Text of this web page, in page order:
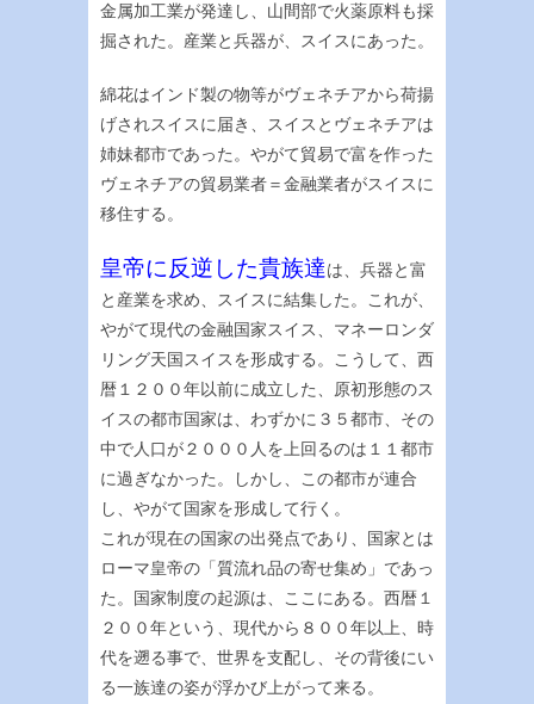
金属加工業が発達し、山間部で火薬原料も採
掘された。産業と兵器が、スイスにあった。
綿花はインド製の物等がヴェネチアから荷揚
げされスイスに届き、スイスとヴェネチアは
姉妹都市であった。やがて貿易で富を作った
ヴェネチアの貿易業者＝金融業者がスイスに
移住する。
皇帝に反逆した貴族達は、兵器と富
と産業を求め、スイスに結集した。これが、
やがて現代の金融国家スイス、マネーロンダ
リング天国スイスを形成する。こうして、西
暦１２００年以前に成立した、原初形態のス
イスの都市国家は、わずかに３５都市、その
中で人口が２０００人を上回るのは１１都市
に過ぎなかった。しかし、この都市が連合
し、やがて国家を形成して行く。
これが現在の国家の出発点であり、国家とは
ローマ皇帝の「質流れ品の寄せ集め」であっ
た。国家制度の起源は、ここにある。西暦１
２００年という、現代から８００年以上、時
代を遡る事で、世界を支配し、その背後にい
る一族達の姿が浮かび上がって来る。